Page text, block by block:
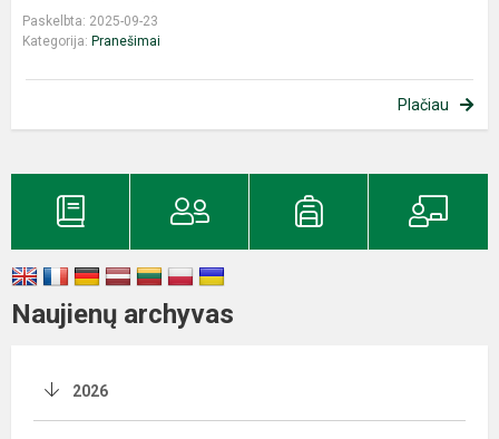
Paskelbta: 2025-09-23
Kategorija: Pranešimai
Plačiau
Naujienų archyvas
2026